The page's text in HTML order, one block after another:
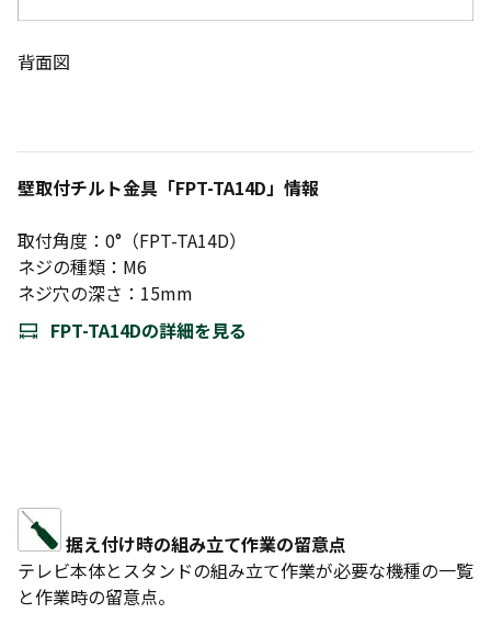
背面図
壁取付チルト金具「FPT-TA14D」情報
取付角度：0°（FPT-TA14D）
ネジの種類：M6
ネジ穴の深さ：15mm
FPT-TA14Dの詳細を見る
据え付け時の組み立て作業の留意点
テレビ本体とスタンドの組み立て作業が必要な機種の一覧
と作業時の留意点。